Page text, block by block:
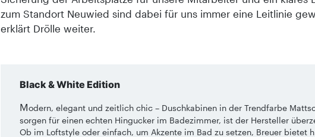
zum Standort Neuwied sind dabei für uns immer eine Leitlinie
erklärt Drölle weiter.
Black & White Edition
Modern, elegant und zeitlich chic – Duschkabinen in der Trendfarbe
sorgen für einen echten Hingucker im Badezimmer, ist der Hersteller
Ob im Loftstyle oder einfach, um Akzente im Bad zu setzen, Breuer bietet